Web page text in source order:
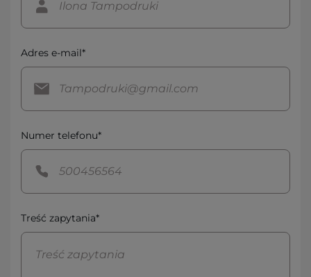
Adres e-mail*
Numer telefonu*
Treść zapytania*